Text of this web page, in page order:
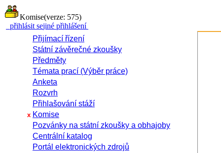
Komise(verze: 575)
přihlásit sejiné přihlášení
Přijímací řízení
Státní závěrečné zkoušky
Předměty
Témata prací (Výběr práce)
Anketa
Rozvrh
Přihlašování stáží
x Komise
Pozvánky na státní zkoušky a obhajoby
Centrální katalog
Portál elektronických zdrojů